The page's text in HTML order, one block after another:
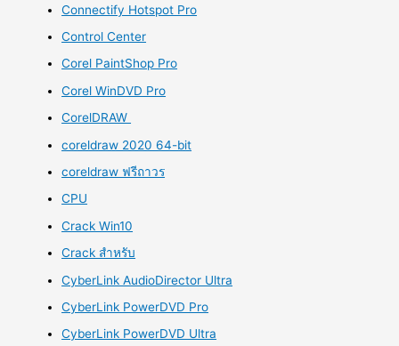
Connectify Hotspot Pro
Control Center
Corel PaintShop Pro
Corel WinDVD Pro
CorelDRAW
coreldraw 2020 64-bit
coreldraw ฟรีถาวร
CPU
Crack Win10
Crack สำหรับ
CyberLink AudioDirector Ultra
CyberLink PowerDVD Pro
CyberLink PowerDVD Ultra